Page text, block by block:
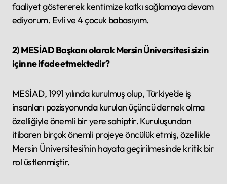
faaliyet göstererek kentimize katkı sağlamaya devam
ediyorum. Evli ve 4 çocuk babasıyım.
2) MESİAD Başkanı olarak Mersin Üniversitesi sizin
için ne ifade etmektedir?
MESİAD, 1991 yılında kurulmuş olup, Türkiye’de iş
insanları pozisyonunda kurulan üçüncü dernek olma
özelliğiyle önemli bir yere sahiptir. Kuruluşundan
itibaren birçok önemli projeye öncülük etmiş, özellikle
Mersin Üniversitesi’nin hayata geçirilmesinde kritik bir
rol üstlenmiştir.